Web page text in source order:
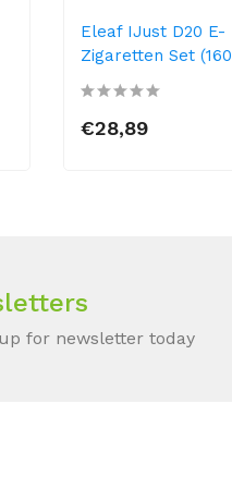
Eleaf IJust D20 E-
Zigaretten Set
€28,89
for newsletter today